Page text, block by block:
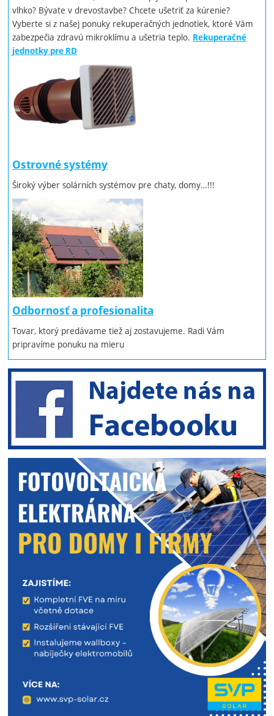
vlhko? Bývate v drevostavbe? Chcete ušetriť za kúrenie?
Vyberte si z našej ponuky rekuperačných jednotiek, ktoré Vám
zabezpečia zdravú mikroklímu a ušetria teplo. Rekuperačné
jednotky pre RD
Ostrovné systémy
Široký výber solárních systémov pre chaty, domy…!!!
Odbornosť a profesionalita
Tovar, ktorý predávame tiež aj zostavujeme. Radi Vám
pripravíme ponuku na mieru